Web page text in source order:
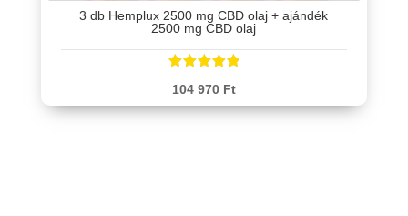
3 db Hemplux 2500 mg CBD olaj + ajándék
2500 mg CBD olaj
5.00
/ 5
104 970 Ft